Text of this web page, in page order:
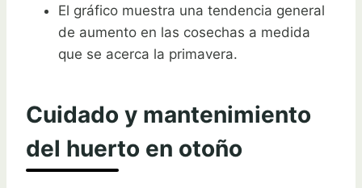
El gráfico muestra una tendencia general
de aumento en las cosechas a medida
que se acerca la primavera.
Cuidado y mantenimiento
del huerto en otoño